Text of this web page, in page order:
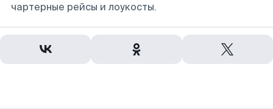
чартерные рейсы и лоукосты.